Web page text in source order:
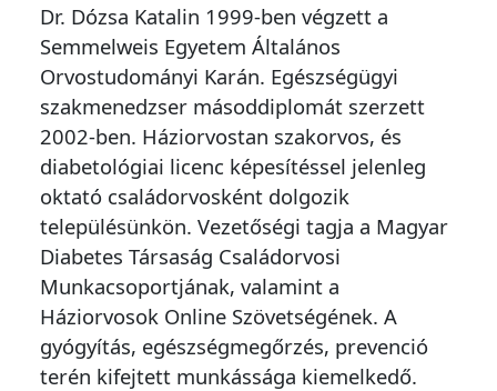
Dr. Dózsa Katalin 1999-ben végzett a
Semmelweis Egyetem Általános
Orvostudományi Karán. Egészségügyi
szakmenedzser másoddiplomát szerzett
2002-ben. Háziorvostan szakorvos, és
diabetológiai licenc képesítéssel jelenleg
oktató családorvosként dolgozik
településünkön. Vezetőségi tagja a Magyar
Diabetes Társaság Családorvosi
Munkacsoportjának, valamint a
Háziorvosok Online Szövetségének. A
gyógyítás, egészségmegőrzés, prevenció
terén kifejtett munkássága kiemelkedő.